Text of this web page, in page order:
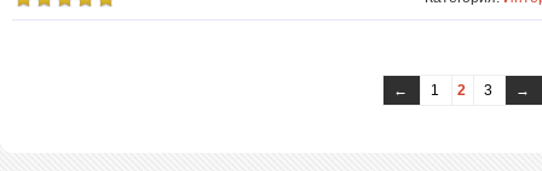
← 1 2 3 →